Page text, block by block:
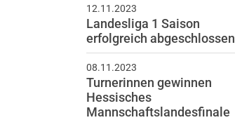
12.11.2023
Landesliga 1 Saison
erfolgreich abgeschlossen
08.11.2023
Turnerinnen gewinnen
Hessisches
Mannschaftslandesfinale
Dresdener Ring 72
61130 Nidderau
06187 25024
info@tv-windecken.de